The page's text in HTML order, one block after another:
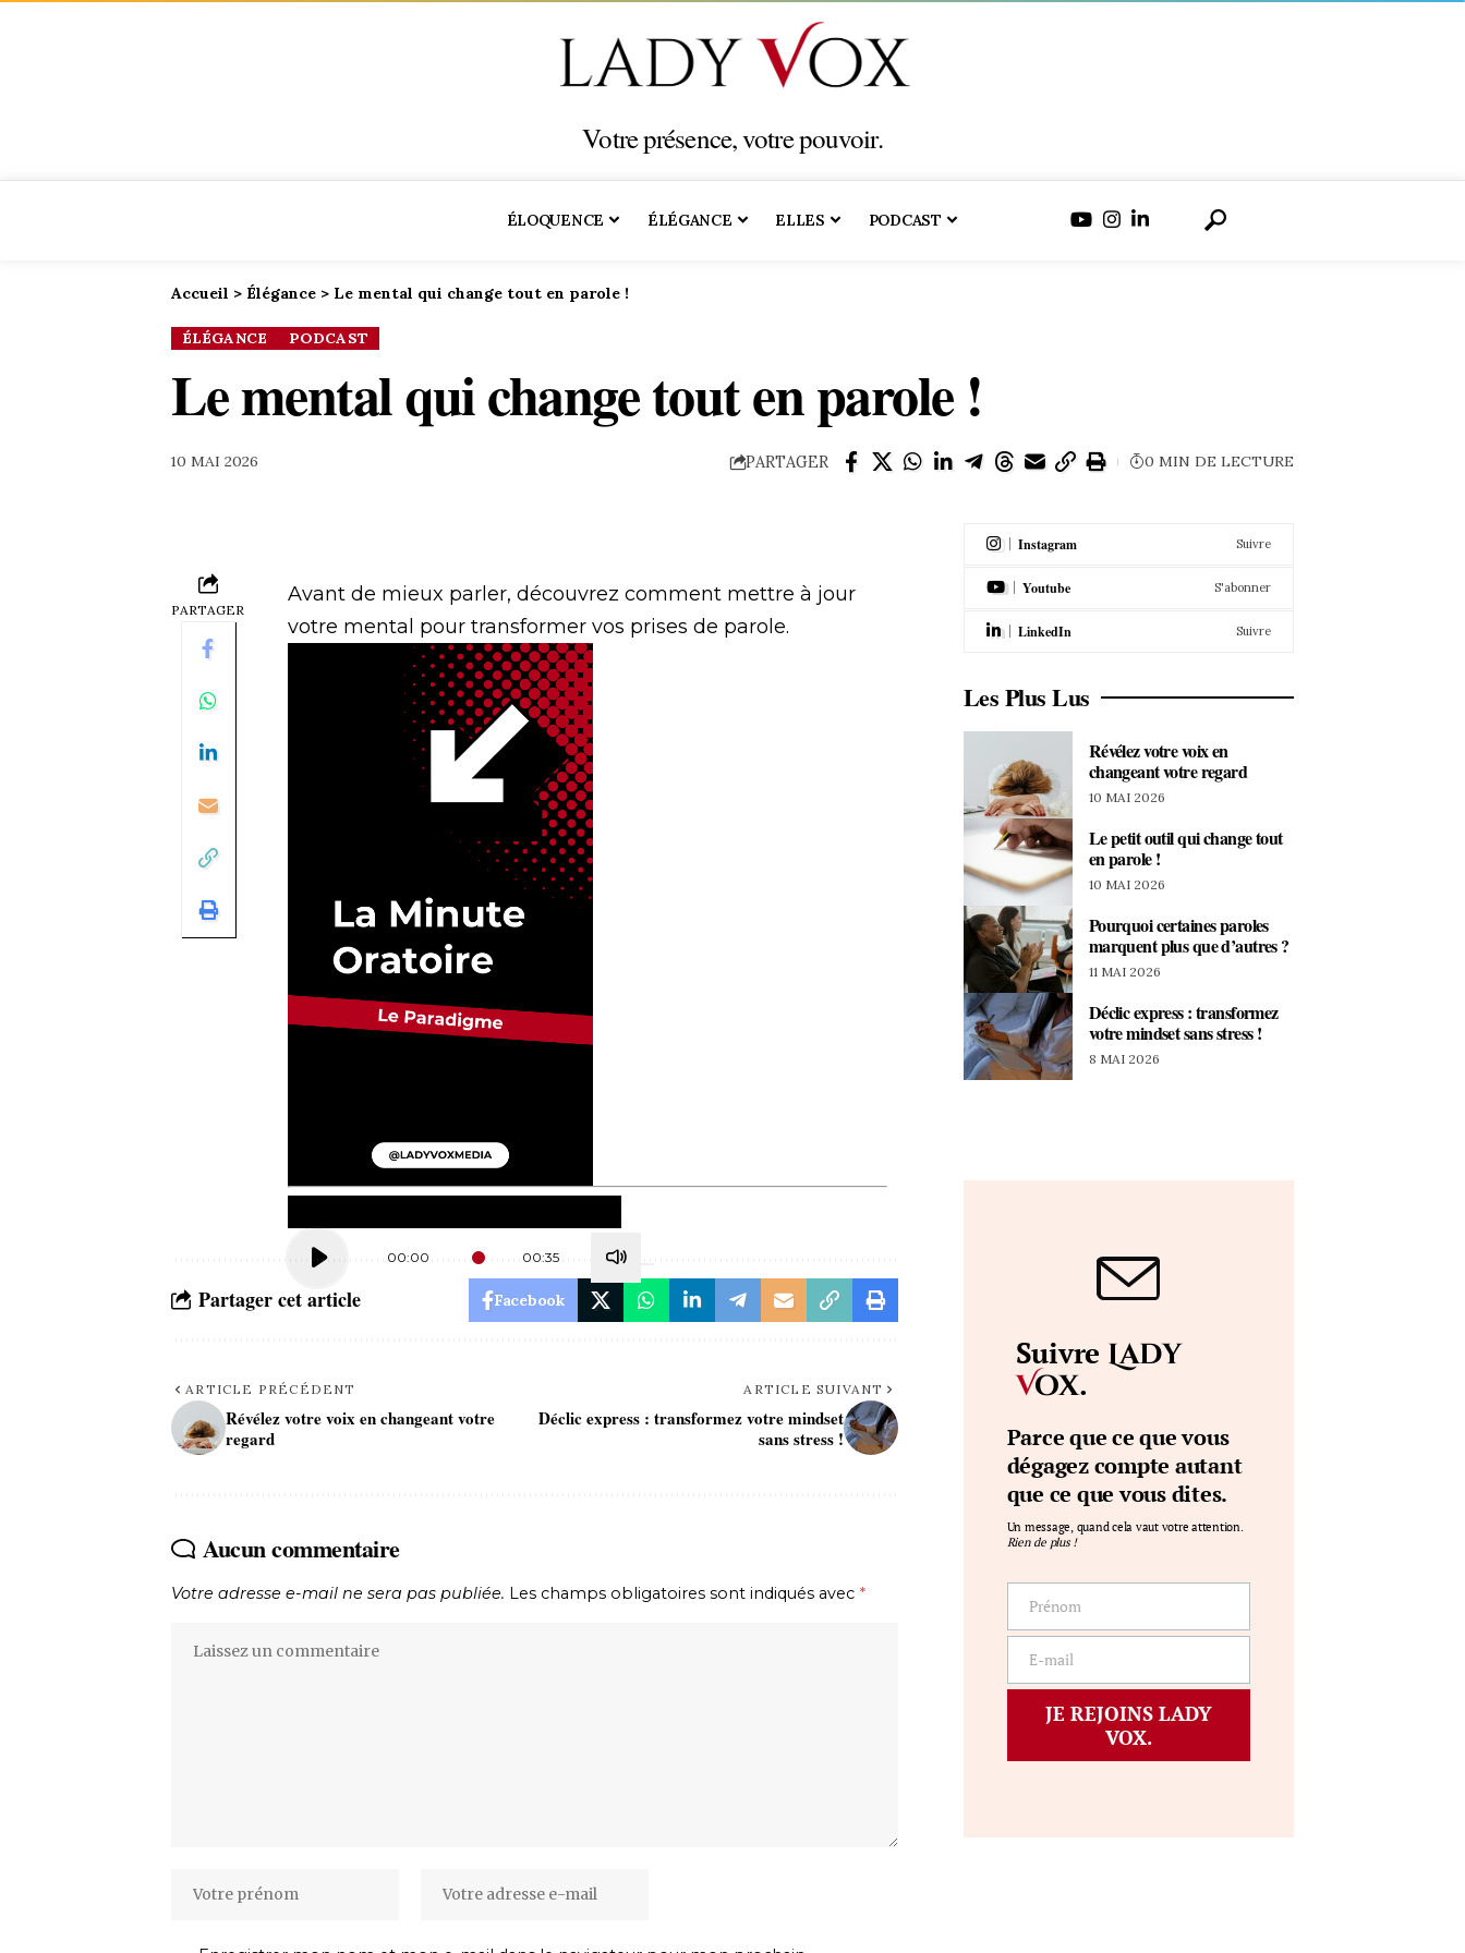
Votre présence, votre pouvoir.
ÉLOQUENCE ÉLÉGANCE ELLES PODCAST
Accueil > Élégance > Le mental qui change tout en parole !
ÉLÉGANCE PODCAST
Le mental qui change tout en parole !
10 MAI 2026 PARTAGER 0 MIN DE LECTURE
PARTAGER
Avant de mieux parler, découvrez comment mettre à jour
votre mental pour transformer vos prises de parole.
00:00 00:35
Partager cet article Facebook
ARTICLE PRÉCÉDENT
Révélez votre voix en changeant votre
regard
ARTICLE SUIVANT
Déclic express : transformez votre mindset
sans stress !
Aucun commentaire
Votre adresse e-mail ne sera pas publiée. Les champs obligatoires sont indiqués avec *
Instagram Suivre
Youtube S'abonner
LinkedIn Suivre
Les Plus Lus
Révélez votre voix en
changeant votre regard
10 MAI 2026
Le petit outil qui change tout
en parole !
10 MAI 2026
Pourquoi certaines paroles
marquent plus que d’autres ?
11 MAI 2026
Déclic express : transformez
votre mindset sans stress !
8 MAI 2026
Suivre Lady
Vox.
Parce que ce que vous
dégagez compte autant
que ce que vous dites.
Un message, quand cela vaut votre attention.
Rien de plus !
Prénom
mail
E-mail
JE REJOINS LADY
VOX.